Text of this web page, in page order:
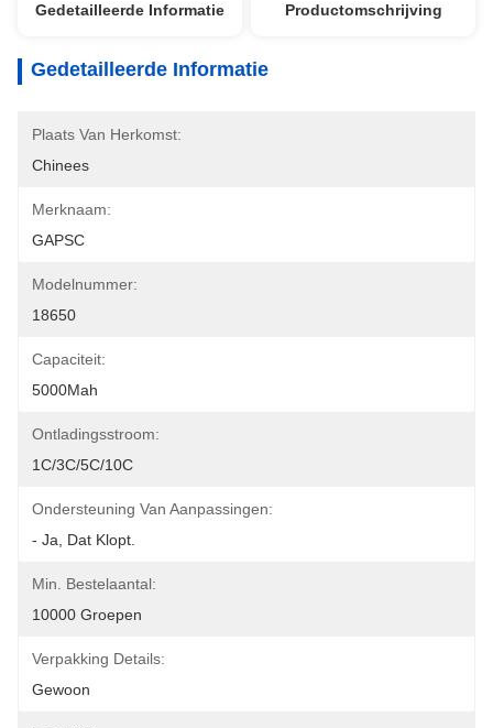
Gedetailleerde Informatie Productomschrijving
Gedetailleerde Informatie
Plaats Van Herkomst:
Chinees
Merknaam:
GAPSC
Modelnummer:
18650
Capaciteit:
5000Mah
Ontladingsstroom:
1C/3C/5C/10C
Ondersteuning Van Aanpassingen:
- Ja, Dat Klopt.
Min. Bestelaantal:
10000 Groepen
Verpakking Details:
Gewoon